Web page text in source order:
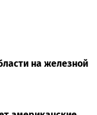
на железной